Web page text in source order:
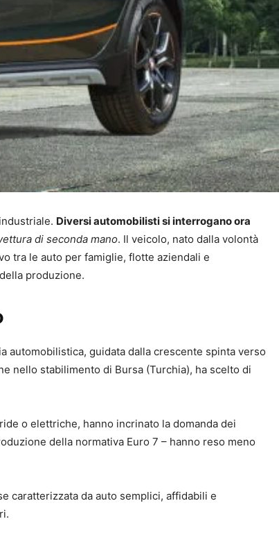
Diversi automobilisti si interrogano ora
di seconda mano. Il veicolo, nato dalla volontà
tra le auto per famiglie, flotte aziendali e
produzione.
automobilistica, guidata dalla crescente spinta verso
nello stabilimento di Bursa (Turchia), ha scelto di
o elettriche, hanno incrinato la domanda dei
della normativa Euro 7 – hanno reso meno
caratterizzata da auto semplici, affidabili e